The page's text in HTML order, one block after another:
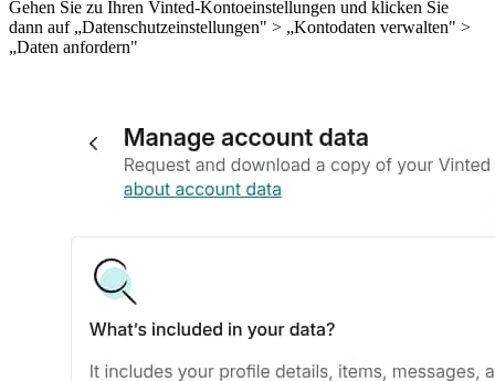
Gehen Sie zu Ihren Vinted-Kontoeinstellungen und klicken Sie
dann auf „Datenschutzeinstellungen" > „Kontodaten verwalten" >
„Daten anfordern"